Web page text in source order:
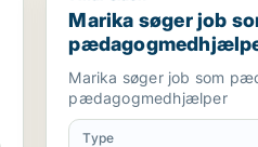
Marika søger job
Marika søger job som
pædagogmedhjælper
Type